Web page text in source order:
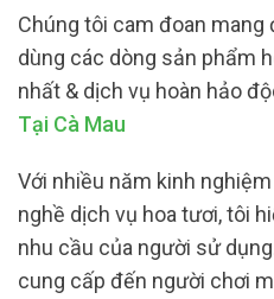
Chúng tôi cam đoan
dùng các dòng sản phẩm
nhất & dịch vụ hoàn hảo
Tại Cà Mau
Với nhiều năm kinh
nghề dịch vụ hoa tươi, tôi
nhu cầu của người sử
cung cấp đến người chơi